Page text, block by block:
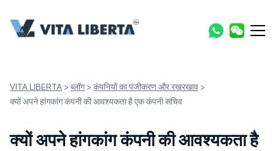
VITA LIBERTA > ब्लॉग> कंपनियों का पंजीकरण और रखरखाव >
क्यों अपने हांगकांग कंपनी की आवश्यकता है एक कंपनी सचिव
क्यों अपने हांगकांग कंपनी की आवश्यकता है